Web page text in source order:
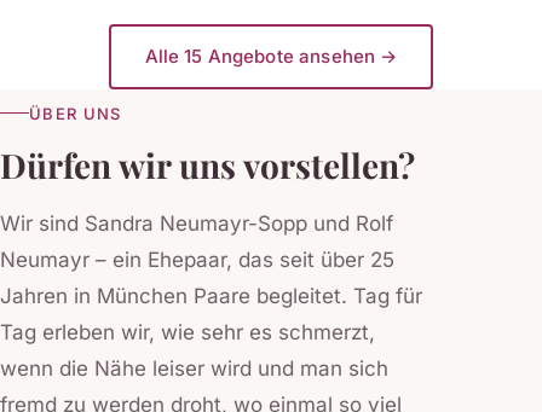
Alle 15 Angebote ansehen →
ÜBER UNS
Dürfen wir uns vorstellen?
Wir sind Sandra Neumayr-Sopp und Rolf
Neumayr – ein Ehepaar, das seit über 25
Jahren in München Paare begleitet. Tag für
Tag erleben wir, wie sehr es schmerzt,
wenn die Nähe leiser wird und man sich
fremd zu werden droht, wo einmal so viel